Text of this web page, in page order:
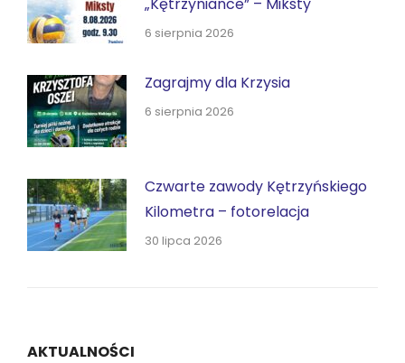
6 sierpnia 2026
Zagrajmy dla Krzysia
6 sierpnia 2026
Czwarte zawody Kętrzyńskiego
Kilometra – fotorelacja
30 lipca 2026
AKTUALNOŚCI